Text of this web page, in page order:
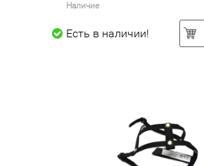
Наличие
Есть в наличии!